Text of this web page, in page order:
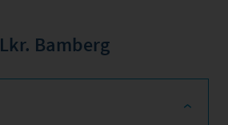
Lkr. Bamberg